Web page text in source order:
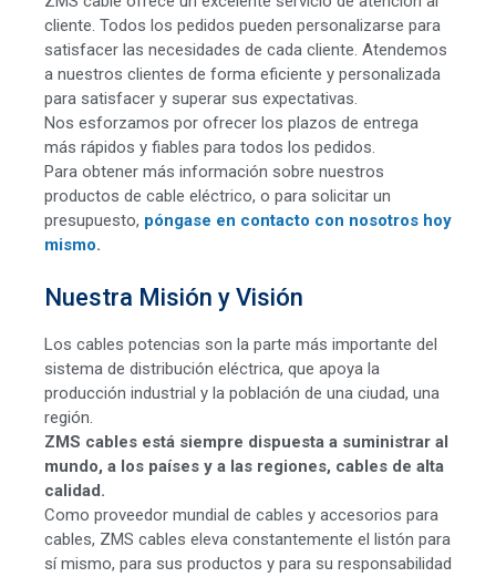
cliente. Todos los pedidos pueden personalizarse para
satisfacer las necesidades de cada cliente. Atendemos
a nuestros clientes de forma eficiente y personalizada
para satisfacer y superar sus expectativas.
Nos esforzamos por ofrecer los plazos de entrega
más rápidos y fiables para todos los pedidos.
Para obtener más información sobre nuestros
productos de cable eléctrico, o para solicitar un
presupuesto, póngase en contacto con nosotros hoy
mismo.
Nuestra Misión y Visión
Los cables potencias son la parte más importante del
sistema de distribución eléctrica, que apoya la
producción industrial y la población de una ciudad, una
región.
ZMS cables está siempre dispuesta a suministrar al
mundo, a los países y a las regiones, cables de alta
calidad.
Como proveedor mundial de cables y accesorios para
cables, ZMS cables eleva constantemente el listón para
sí mismo, para sus productos y para su responsabilidad